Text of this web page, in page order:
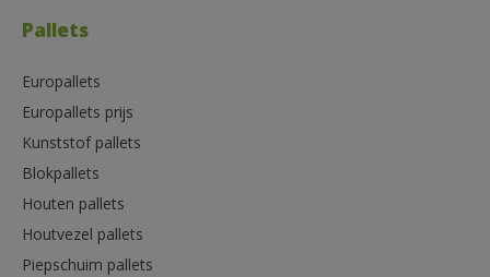
Pallets
Europallets
Europallets prijs
Kunststof pallets
Blokpallets
Houten pallets
Houtvezel pallets
Piepschuim pallets